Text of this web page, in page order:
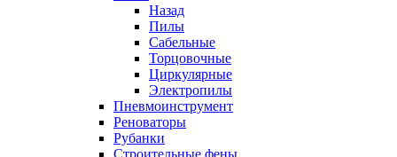
Назад
Пилы
Сабельные
Торцовочные
Циркулярные
Электропилы
Пневмоинструмент
Реноваторы
Рубанки
Строительные фены